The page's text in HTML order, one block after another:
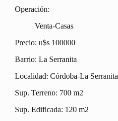
Operación:
Venta-Casas
Precio: u$s 100000
Barrio: La Serranita
Localidad: Córdoba-La Serranita
Sup. Terreno: 700 m2
Sup. Edificada: 120 m2